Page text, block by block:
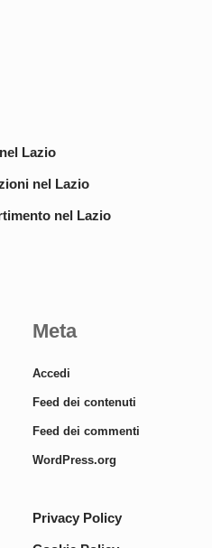
Lazio
nel Lazio
nel Lazio
Meta
Accedi
Feed dei contenuti
Feed dei commenti
WordPress.org
Privacy Policy